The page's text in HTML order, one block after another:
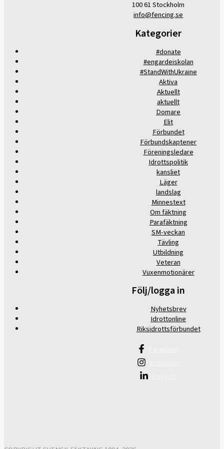
100 61 Stockholm
info@fencing.se
Kategorier
#donate
#engardeiskolan
#StandWithUkraine
Aktiva
Aktuellt
aktuellt
Domare
Elit
Förbundet
Förbundskaptener
Föreningsledare
Idrottspolitik
kansliet
Läger
landslag
Minnestext
Om fäktning
Parafäktning
SM-veckan
Tävling
Utbildning
Veteran
Vuxenmotionärer
Följ/logga in
Nyhetsbrev
Idrottonline
Riksidrottsförbundet